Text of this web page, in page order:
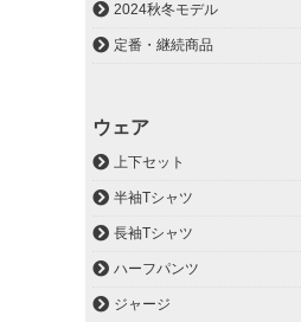
2024秋冬モデル
定番・継続商品
ウェア
上下セット
半袖Tシャツ
長袖Tシャツ
ハーフパンツ
ジャージ